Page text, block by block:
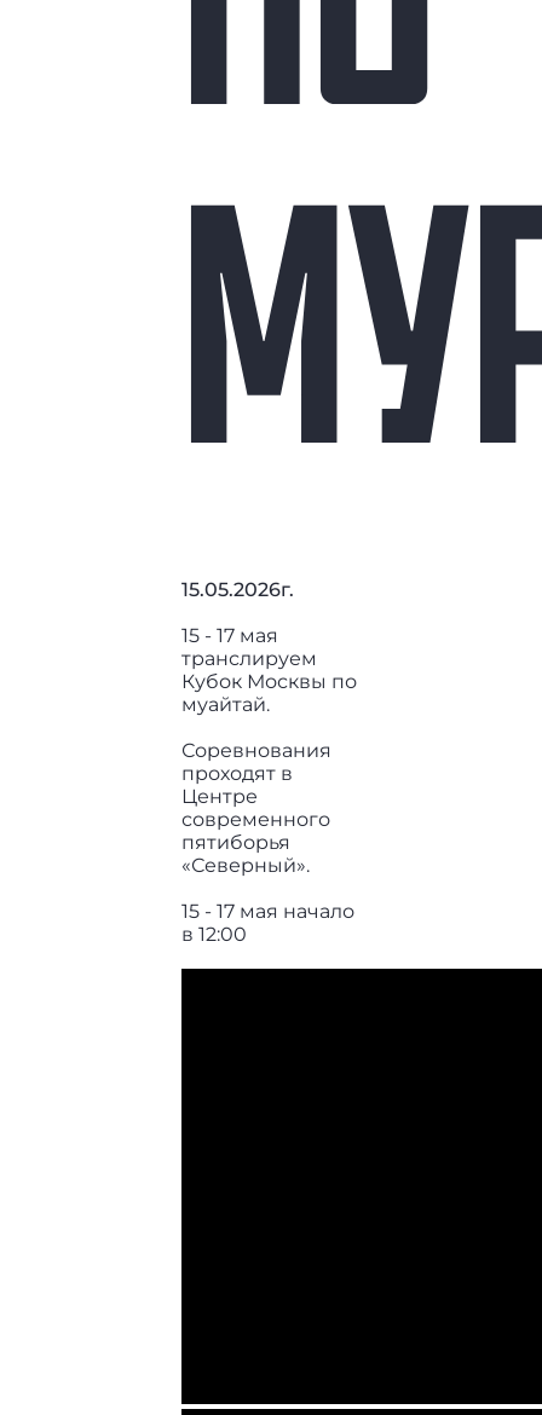
15.05.2026г.
15 - 17 мая
транслируем
Кубок Москвы по
муайтай.
Соревнования
проходят в
Центре
современного
пятиборья
«Северный».
15 - 17 мая начало
в 12:00